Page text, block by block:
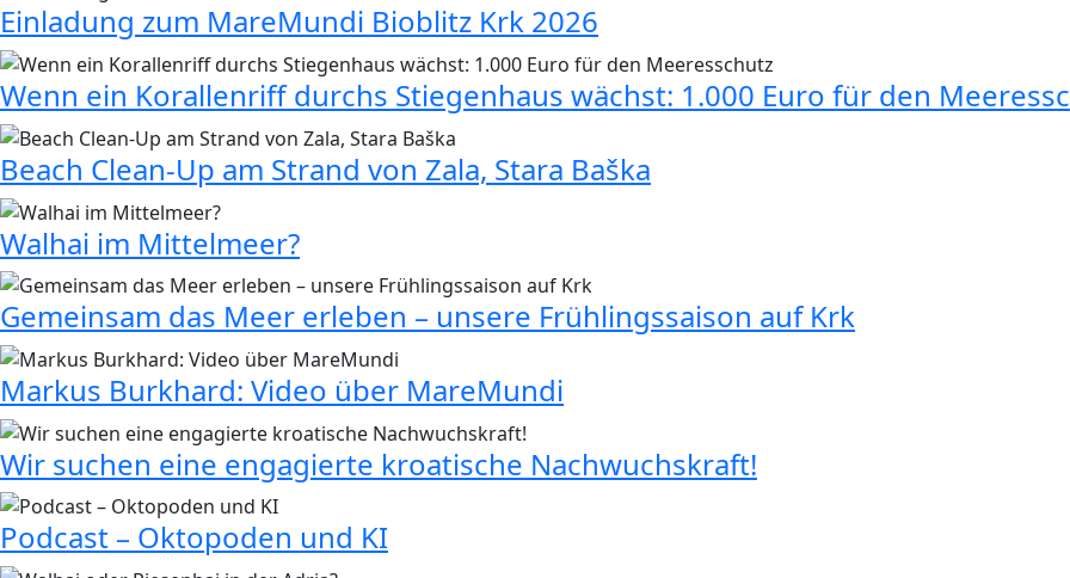
Einladung zum MareMundi Bioblitz Krk 2026
Wenn ein Korallenriff durchs Stiegenhaus wächst: 1.000 Euro für den
Beach Clean-Up am Strand von Zala, Stara Baška
Walhai im Mittelmeer?
Gemeinsam das Meer erleben – unsere Frühlingssaison auf Krk
Markus Burkhard: Video über MareMundi
Wir suchen eine engagierte kroatische Nachwuchskraft!
Podcast – Oktopoden und KI